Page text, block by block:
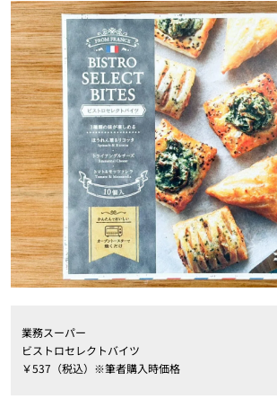
業務スーパー
ビストロセレクトバイツ
￥537（税込）※筆者購入時価格